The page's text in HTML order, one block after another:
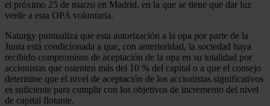
el próximo 25 de marzo en Madrid, en la que se tiene que dar luz
verde a esta OPA voluntaria.
Naturgy puntualiza que esta autorización a la opa por parte de la
Junta está condicionada a que, con anterioridad, la sociedad haya
recibido compromisos de aceptación de la opa en su totalidad por
accionistas que ostenten más del 10 % del capital o a que el consejo
determine que el nivel de aceptación de los accionistas significativos
es suficiente para cumplir con los objetivos de incremento del nivel
de capital flotante.